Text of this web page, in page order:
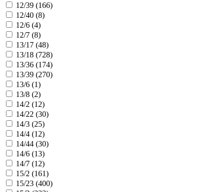
12/39 (166)
12/40 (8)
12/6 (4)
12/7 (8)
13/17 (48)
13/18 (728)
13/36 (174)
13/39 (270)
13/6 (1)
13/8 (2)
14/2 (12)
14/22 (30)
14/3 (25)
14/4 (12)
14/44 (30)
14/6 (13)
14/7 (12)
15/2 (161)
15/23 (400)